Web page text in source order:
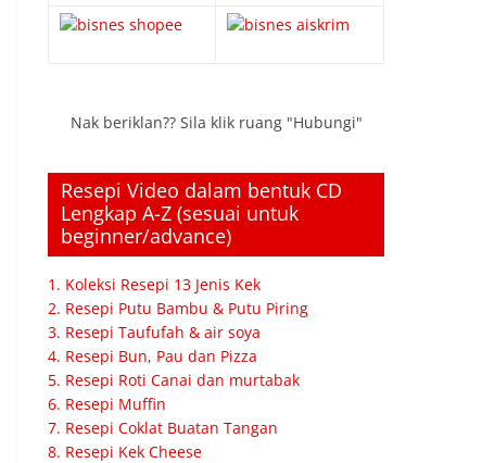
Nak beriklan?? Sila klik ruang "Hubungi"
Resepi Video dalam bentuk CD
Lengkap A-Z (sesuai untuk
beginner/advance)
1. Koleksi Resepi 13 Jenis Kek
2. Resepi Putu Bambu & Putu Piring
3. Resepi Taufufah & air soya
4. Resepi Bun, Pau dan Pizza
5. Resepi Roti Canai dan murtabak
6. Resepi Muffin
7. Resepi Coklat Buatan Tangan
8. Resepi Kek Cheese